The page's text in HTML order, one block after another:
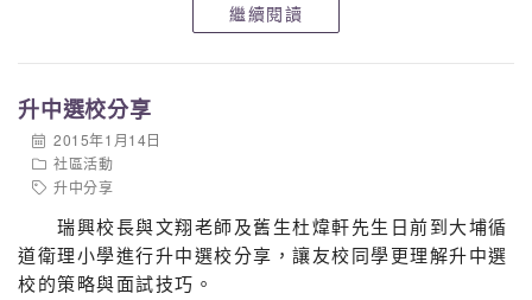
繼續閱讀
升中選校分享
2015年1月14日
社區活動
升中分享
瑞興校長與文翔老師及舊生杜煒軒先生日前到大埔循
道衛理小學進行升中選校分享，讓友校同學更理解升中選
校的策略與面試技巧。